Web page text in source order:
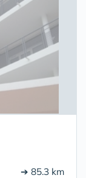
➔ 85.3 km